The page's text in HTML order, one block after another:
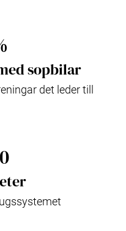
sopbilar
det leder till